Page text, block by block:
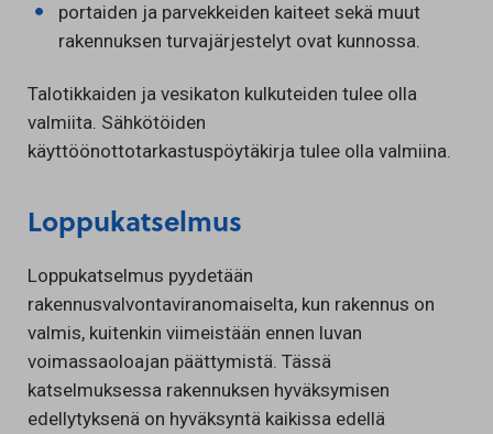
portaiden ja parvekkeiden kaiteet sekä muut
rakennuksen turvajärjestelyt ovat kunnossa.
Talotikkaiden ja vesikaton kulkuteiden tulee olla
valmiita. Sähkötöiden
käyttöönottotarkastuspöytäkirja tulee olla valmiina.
Loppukatselmus
Loppukatselmus pyydetään
rakennusvalvontaviranomaiselta, kun rakennus on
valmis, kuitenkin viimeistään ennen luvan
voimassaoloajan päättymistä. Tässä
katselmuksessa rakennuksen hyväksymisen
edellytyksenä on hyväksyntä kaikissa edellä